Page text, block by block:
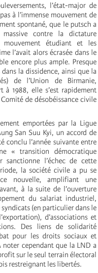
l’état-major de
à l’immense mouvement de
spontané, que le putsch a
contre la dictature
étudiant et les
l’avait alors écrasée dans le
encore plus ample. Presque
la dissidence, ainsi que la
de l’Union de Birmanie,
1988, elle s’est rapidement
de désobéissance civile
emportées par la Ligue
San Suu Kyi, un accord de
conclu l’année suivante entre
« transition démocratique
l’échec de cette
la société civile a pu se
nouvelle, amplifiant une
à la suite de l’ouverture
du salariat industriel,
(en particulier dans le
d’associations et
Des liens de solidarité
pour les droits sociaux et
cependant que la LND a
sur le seul terrain électoral
restreignant les libertés.